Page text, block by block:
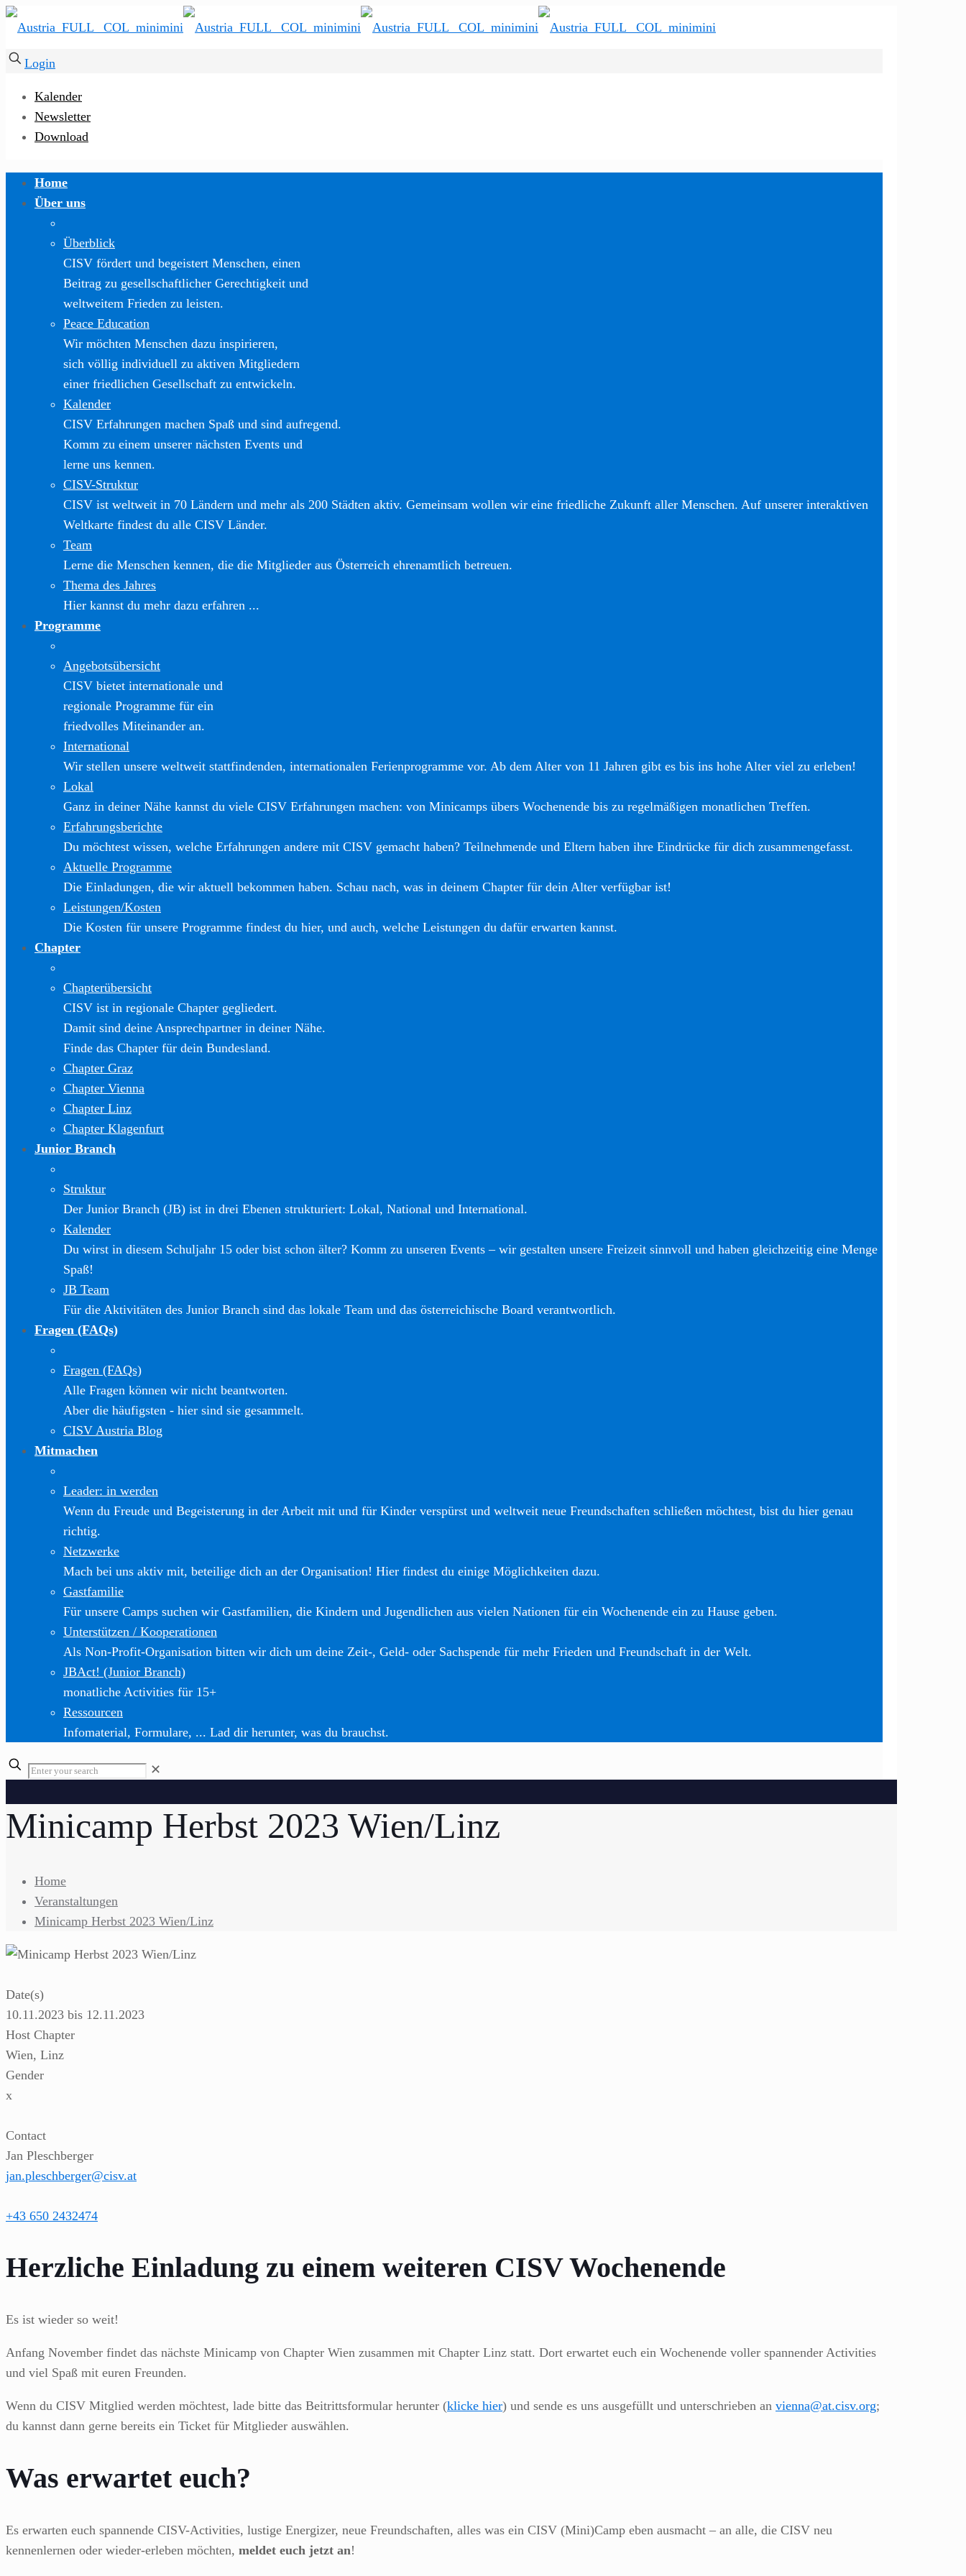
Login
Kalender
Newsletter
Download
Home
Über uns
Überblick
CISV fördert und begeistert Menschen, einen
Beitrag zu gesellschaftlicher Gerechtigkeit und
weltweitem Frieden zu leisten.
Peace Education
Wir möchten Menschen dazu inspirieren,
sich völlig individuell zu aktiven Mitgliedern
einer friedlichen Gesellschaft zu entwickeln.
Kalender
CISV Erfahrungen machen Spaß und sind aufregend.
Komm zu einem unserer nächsten Events und
lerne uns kennen.
CISV-Struktur
CISV ist weltweit in 70 Ländern und mehr als 200 Städten aktiv. Gemeinsam wollen wir eine friedliche Zukunft aller Menschen. Auf unserer interaktiven
Weltkarte findest du alle CISV Länder.
Team
Lerne die Menschen kennen, die die Mitglieder aus Österreich ehrenamtlich betreuen.
Thema des Jahres
Hier kannst du mehr dazu erfahren ...
Programme
Angebotsübersicht
CISV bietet internationale und
regionale Programme für ein
friedvolles Miteinander an.
International
Wir stellen unsere weltweit stattfindenden, internationalen Ferienprogramme vor. Ab dem Alter von 11 Jahren gibt es bis ins hohe Alter viel zu erleben!
Lokal
Ganz in deiner Nähe kannst du viele CISV Erfahrungen machen: von Minicamps übers Wochenende bis zu regelmäßigen monatlichen Treffen.
Erfahrungsberichte
Du möchtest wissen, welche Erfahrungen andere mit CISV gemacht haben? Teilnehmende und Eltern haben ihre Eindrücke für dich zusammengefasst.
Aktuelle Programme
Die Einladungen, die wir aktuell bekommen haben. Schau nach, was in deinem Chapter für dein Alter verfügbar ist!
Leistungen/Kosten
Die Kosten für unsere Programme findest du hier, und auch, welche Leistungen du dafür erwarten kannst.
Chapter
Chapterübersicht
CISV ist in regionale Chapter gegliedert.
Damit sind deine Ansprechpartner in deiner Nähe.
Finde das Chapter für dein Bundesland.
Chapter Graz
Chapter Vienna
Chapter Linz
Chapter Klagenfurt
Junior Branch
Struktur
Der Junior Branch (JB) ist in drei Ebenen strukturiert: Lokal, National und International.
Kalender
Du wirst in diesem Schuljahr 15 oder bist schon älter? Komm zu unseren Events – wir gestalten unsere Freizeit sinnvoll und haben gleichzeitig eine Menge
Spaß!
JB Team
Für die Aktivitäten des Junior Branch sind das lokale Team und das österreichische Board verantwortlich.
Fragen (FAQs)
Fragen (FAQs)
Alle Fragen können wir nicht beantworten.
Aber die häufigsten - hier sind sie gesammelt.
CISV Austria Blog
Mitmachen
Leader: in werden
Wenn du Freude und Begeisterung in der Arbeit mit und für Kinder verspürst und weltweit neue Freundschaften schließen möchtest, bist du hier genau
richtig.
Netzwerke
Mach bei uns aktiv mit, beteilige dich an der Organisation! Hier findest du einige Möglichkeiten dazu.
Gastfamilie
Für unsere Camps suchen wir Gastfamilien, die Kindern und Jugendlichen aus vielen Nationen für ein Wochenende ein zu Hause geben.
Unterstützen / Kooperationen
Als Non-Profit-Organisation bitten wir dich um deine Zeit-, Geld- oder Sachspende für mehr Frieden und Freundschaft in der Welt.
JBAct! (Junior Branch)
monatliche Activities für 15+
Ressourcen
Infomaterial, Formulare, ... Lad dir herunter, was du brauchst.
✕
Minicamp Herbst 2023 Wien/Linz
Home
Veranstaltungen
Minicamp Herbst 2023 Wien/Linz
Date(s)
10.11.2023 bis 12.11.2023
Host Chapter
Wien, Linz
Gender
x
Contact
Jan Pleschberger
jan.pleschberger@cisv.at
+43 650 2432474
Herzliche Einladung zu einem weiteren CISV Wochenende
Es ist wieder so weit!
Anfang November findet das nächste Minicamp von Chapter Wien zusammen mit Chapter Linz statt. Dort erwartet euch ein Wochenende voller spannender Activities
und viel Spaß mit euren Freunden.
Wenn du CISV Mitglied werden möchtest, lade bitte das Beitrittsformular herunter (klicke hier) und sende es uns ausgefüllt und unterschrieben an vienna@at.cisv.org;
du kannst dann gerne bereits ein Ticket für Mitglieder auswählen.
Was erwartet euch?
Es erwarten euch spannende CISV-Activities, lustige Energizer, neue Freundschaften, alles was ein CISV (Mini)Camp eben ausmacht – an alle, die CISV neu
kennenlernen oder wieder-erleben möchten, meldet euch jetzt an!